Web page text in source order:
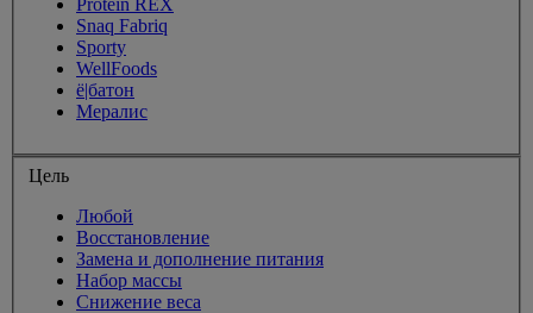
Protein REX
Snaq Fabriq
Sporty
WellFoods
ё|батон
Мералис
Цель
Любой
Восстановление
Замена и дополнение питания
Набор массы
Снижение веса